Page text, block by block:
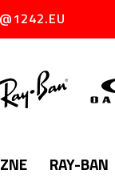
RAY-BAN